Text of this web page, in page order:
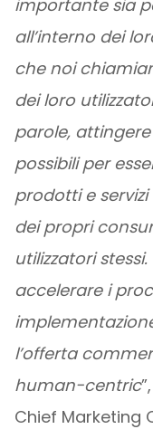
importante sia
all’interno dei
che noi
dei loro
parole,
possibili per
prodotti e
dei propri
utilizzatori
accelerare i
l’offerta
human-centric
Chief Marketing